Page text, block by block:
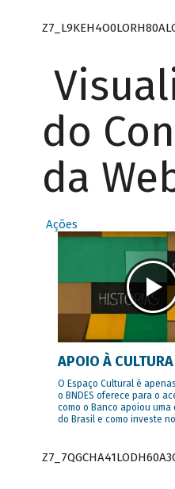
do
da
Ações
APOIO À CULTURA
O Espaço Cultural é
o BNDES oferece para o
como o Banco apoiou
do Brasil e como investe